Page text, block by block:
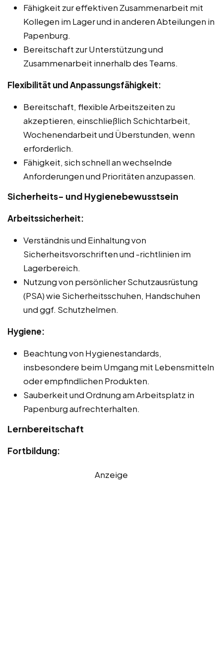
Fähigkeit zur effektiven Zusammenarbeit mit
Kollegen im Lager und in anderen Abteilungen in
Papenburg.
Bereitschaft zur Unterstützung und
Zusammenarbeit innerhalb des Teams.
Flexibilität und Anpassungsfähigkeit:
Bereitschaft, flexible Arbeitszeiten zu
akzeptieren, einschließlich Schichtarbeit,
Wochenendarbeit und Überstunden, wenn
erforderlich.
Fähigkeit, sich schnell an wechselnde
Anforderungen und Prioritäten anzupassen.
Sicherheits- und Hygienebewusstsein
Arbeitssicherheit:
Verständnis und Einhaltung von
Sicherheitsvorschriften und -richtlinien im
Lagerbereich.
Nutzung von persönlicher Schutzausrüstung
(PSA) wie Sicherheitsschuhen, Handschuhen
und ggf. Schutzhelmen.
Hygiene:
Beachtung von Hygienestandards,
insbesondere beim Umgang mit Lebensmitteln
oder empfindlichen Produkten.
Sauberkeit und Ordnung am Arbeitsplatz in
Papenburg aufrechterhalten.
Lernbereitschaft
Fortbildung:
Anzeige